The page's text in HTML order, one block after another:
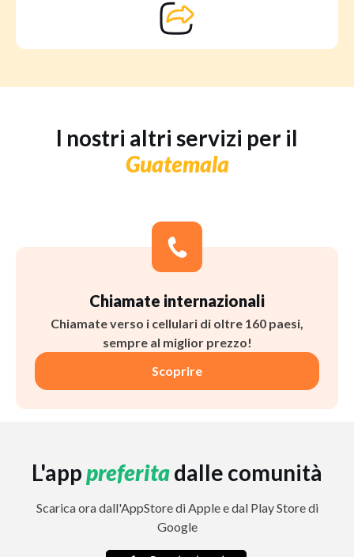
I nostri altri servizi per il
Guatemala
Chiamate internazionali
Chiamate verso i cellulari di oltre 160 paesi,
sempre al miglior prezzo!
Scoprire
L'apppreferitadalle comunità
Scarica ora dall'AppStore di Apple e dal Play Store di
Google